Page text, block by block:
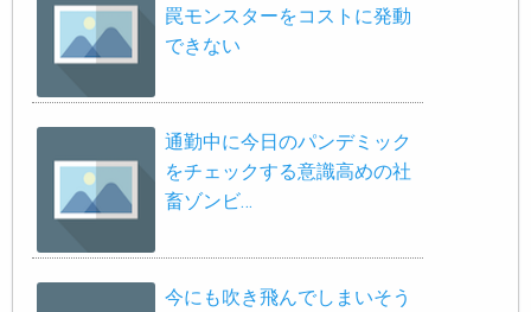
罠モンスターをコストに発動
できない
通勤中に今日のパンデミック
をチェックする意識高めの社
畜ゾンビ…
今にも吹き飛んでしまいそう